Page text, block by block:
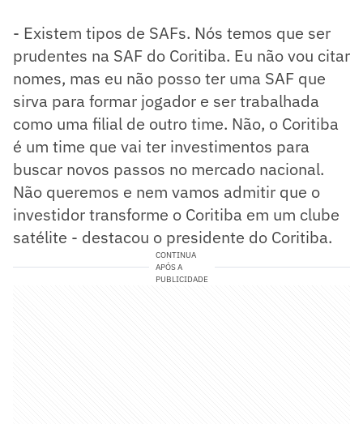
- Existem tipos de SAFs. Nós temos que ser
prudentes na SAF do Coritiba. Eu não vou citar
nomes, mas eu não posso ter uma SAF que
sirva para formar jogador e ser trabalhada
como uma filial de outro time. Não, o Coritiba
é um time que vai ter investimentos para
buscar novos passos no mercado nacional.
Não queremos e nem vamos admitir que o
investidor transforme o Coritiba em um clube
satélite - destacou o presidente do Coritiba.
CONTINUA
APÓS A
PUBLICIDADE